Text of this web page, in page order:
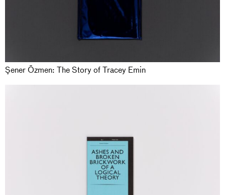
Şener Özmen: The Story of Tracey Emin